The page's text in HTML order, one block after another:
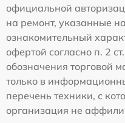
официальной
на ремонт, указанные
ознакомительный
офертой согласно п. 2
обозначения торговой
только в
перечень техники, с
организация не